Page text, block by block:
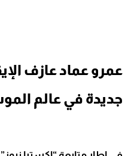
عمرو عماد عازف
جديدة في عالم